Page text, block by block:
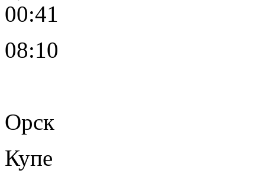
00:41
08:10
Орск
Купе